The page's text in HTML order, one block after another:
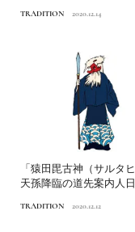
TRADITION 2020.12.14
「猿田毘古神（サルタヒ
天孫降臨の道先案内人日
TRADITION 2020.12.12